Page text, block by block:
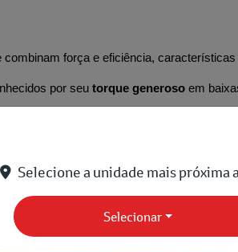
força e eficiência,
por seu torque generoso em
, capaz de entregar uma potência que a
, que otimizam a entrega de força e
acelerações seguras e capacidade de
não apenas a potência, mas também a
Selecione a unidade mais próxima
Selecionar